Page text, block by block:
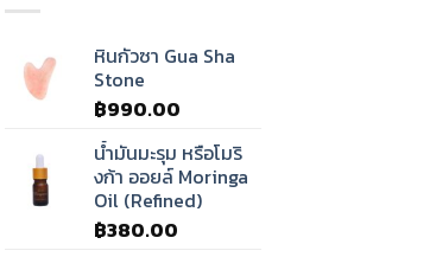
หินกัวซา Gua Sha
Stone
฿990.00
น้ำมันมะรุม หรือโมริ
งก้า ออยล์ Moringa
Oil (Refined)
฿380.00